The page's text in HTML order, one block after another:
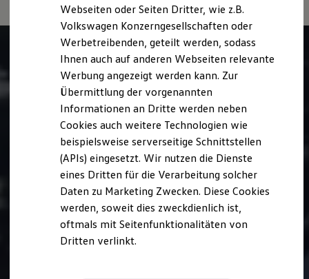
Volkswagen Kollektion
R-Kollektion
GTI Kollektion
Fußball Drop
we drive football
#wedriveproud
Besitzer und Service
myVolkswagen
Software Updates
Service und Ersatzteile
Inspektion und HU/AU
Reparaturen und Checks
Motorenöl und Flüssigkeiten
Räder und Reifen
Pannen- und Unfallhilfe
Economy Service
Volkswagen Teile
Zubehör
Modellspezifisches Zubehör
Webseiten oder Seiten Dritter, wie z.B.
Volkswagen Konzerngesellschaften oder
Werbetreibenden, geteilt werden, sodass
Ihnen auch auf anderen Webseiten relevante
Werbung angezeigt werden kann. Zur
Übermittlung der vorgenannten
Informationen an Dritte werden neben
Cookies auch weitere Technologien wie
beispielsweise serverseitige Schnittstellen
(APIs) eingesetzt. Wir nutzen die Dienste
eines Dritten für die Verarbeitung solcher
Daten zu Marketing Zwecken. Diese Cookies
werden, soweit dies zweckdienlich ist,
oftmals mit Seitenfunktionalitäten von
Dritten verlinkt.